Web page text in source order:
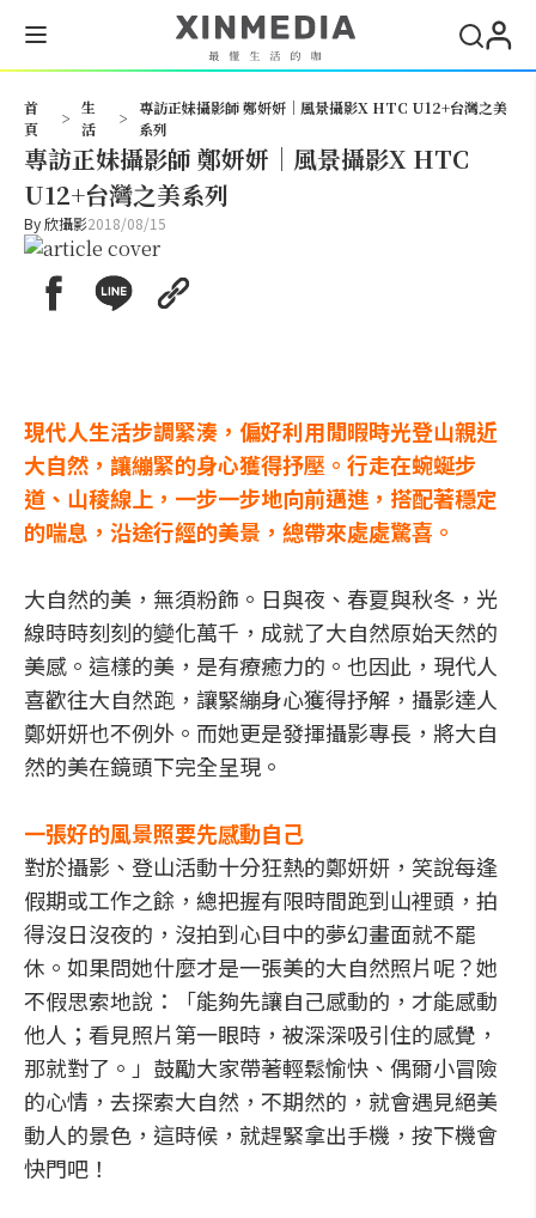
首
頁
>
生
活
>
專訪正妹攝影師 鄭妍妍｜風景攝影X HTC U12+台灣之美
系列
專訪正妹攝影師 鄭妍妍｜風景攝影X HTC
U12+台灣之美系列
By欣攝影2018/08/15
現代人生活步調緊湊，偏好利用閒暇時光登山親近
大自然，讓繃緊的身心獲得抒壓。行走在蜿蜒步
道、山稜線上，一步一步地向前邁進，搭配著穩定
的喘息，沿途行經的美景，總帶來處處驚喜。
大自然的美，無須粉飾。日與夜、春夏與秋冬，光
線時時刻刻的變化萬千，成就了大自然原始天然的
美感。這樣的美，是有療癒力的。也因此，現代人
喜歡往大自然跑，讓緊繃身心獲得抒解，攝影達人
鄭妍妍也不例外。而她更是發揮攝影專長，將大自
然的美在鏡頭下完全呈現。
一張好的風景照要先感動自己
對於攝影、登山活動十分狂熱的鄭妍妍，笑說每逢
假期或工作之餘，總把握有限時間跑到山裡頭，拍
得沒日沒夜的，沒拍到心目中的夢幻畫面就不罷
休。如果問她什麼才是一張美的大自然照片呢？她
不假思索地說：「能夠先讓自己感動的，才能感動
他人；看見照片第一眼時，被深深吸引住的感覺，
那就對了。」鼓勵大家帶著輕鬆愉快、偶爾小冒險
的心情，去探索大自然，不期然的，就會遇見絕美
動人的景色，這時候，就趕緊拿出手機，按下機會
快門吧！